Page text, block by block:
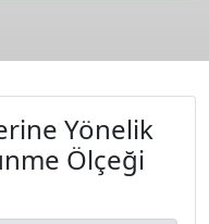
Yönelik
Ölçeği